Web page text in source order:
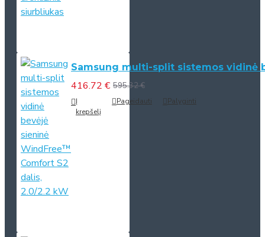
Samsung multi-split sistemos vidinė
416.72 € 595.32 €
Į
krepšelį
Pageidauti Palyginti